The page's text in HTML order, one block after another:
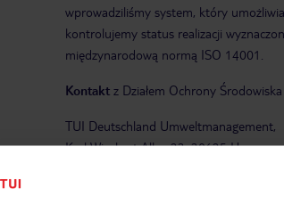
wprowadziliśmy system, który
kontrolujemy status realizacji
międzynarodową normą ISO 14001.
Kontakt z Działem Ochrony
TUI Deutschland Umweltmanagement,
Karl Wiechert Allee 23, 30625 Hannover